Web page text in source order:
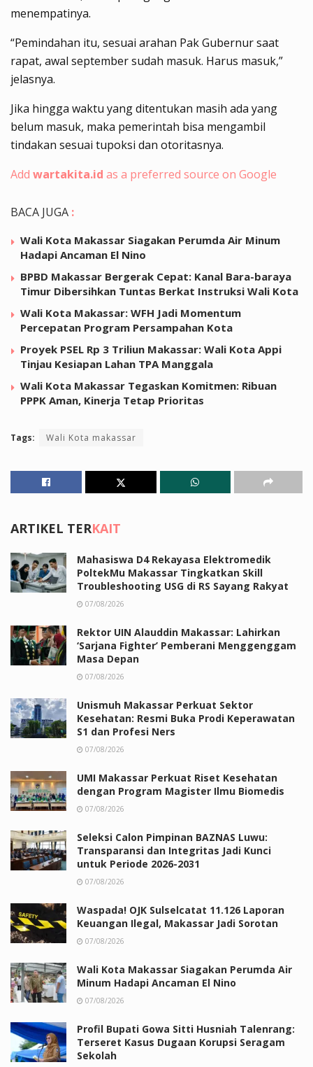
menempatinya.
“Pemindahan itu, sesuai arahan Pak Gubernur saat
rapat, awal september sudah masuk. Harus masuk,”
jelasnya.
Jika hingga waktu yang ditentukan masih ada yang
belum masuk, maka pemerintah bisa mengambil
tindakan sesuai tupoksi dan otoritasnya.
Add wartakita.id as a preferred source on Google
BACA JUGA :
Wali Kota Makassar Siagakan Perumda Air Minum
Hadapi Ancaman El Nino
BPBD Makassar Bergerak Cepat: Kanal Bara-baraya
Timur Dibersihkan Tuntas Berkat Instruksi Wali Kota
Wali Kota Makassar: WFH Jadi Momentum
Percepatan Program Persampahan Kota
Proyek PSEL Rp 3 Triliun Makassar: Wali Kota Appi
Tinjau Kesiapan Lahan TPA Manggala
Wali Kota Makassar Tegaskan Komitmen: Ribuan
PPPK Aman, Kinerja Tetap Prioritas
Tags: Wali Kota makassar
ARTIKEL TERKAIT
Mahasiswa D4 Rekayasa Elektromedik
PoltekMu Makassar Tingkatkan Skill
Troubleshooting USG di RS Sayang Rakyat
07/08/2026
Rektor UIN Alauddin Makassar: Lahirkan
‘Sarjana Fighter’ Pemberani Menggenggam
Masa Depan
07/08/2026
Unismuh Makassar Perkuat Sektor
Kesehatan: Resmi Buka Prodi Keperawatan
S1 dan Profesi Ners
07/08/2026
UMI Makassar Perkuat Riset Kesehatan
dengan Program Magister Ilmu Biomedis
07/08/2026
Seleksi Calon Pimpinan BAZNAS Luwu:
Transparansi dan Integritas Jadi Kunci
untuk Periode 2026-2031
07/08/2026
Waspada! OJK Sulselcatat 11.126 Laporan
Keuangan Ilegal, Makassar Jadi Sorotan
07/08/2026
Wali Kota Makassar Siagakan Perumda Air
Minum Hadapi Ancaman El Nino
07/08/2026
Profil Bupati Gowa Sitti Husniah Talenrang:
Terseret Kasus Dugaan Korupsi Seragam
Sekolah